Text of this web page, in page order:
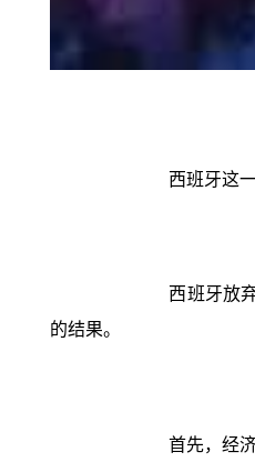
西班牙这
西班牙放
的结果。
首先，经